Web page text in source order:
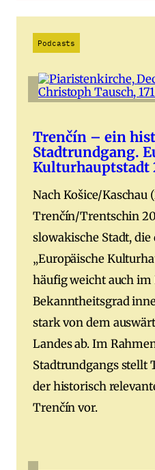
Podcasts
Trenčín – ein
Stadtrundgang.
Kulturhauptstadt
Nach Košice/Kaschau
Trenčín/Trentschin
slowakische Stadt,
„Europäische
häufig weicht auch
Bekanntheitsgrad
stark von dem
Landes ab. Im
Stadtrundgangs stellt
der historisch
Trenčín vor.